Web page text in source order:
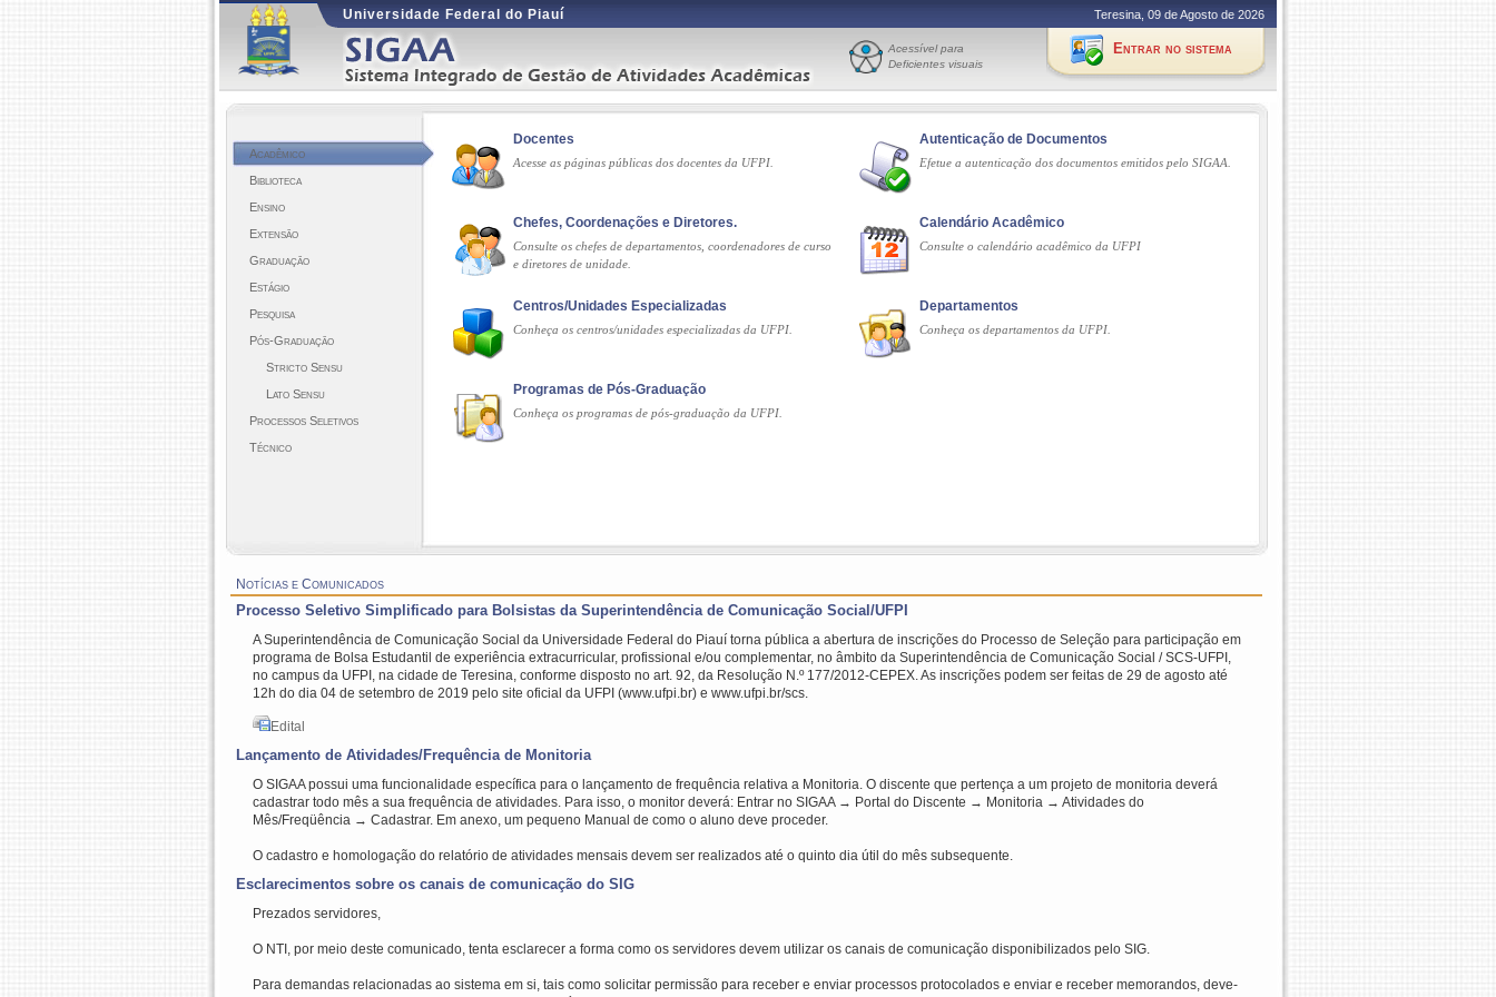
Universidade Federal do Piauí Teresina, 09 de Agosto de 2026
Acessível para
Deficientes visuais
Entrar no sistema
Acadêmico
Biblioteca
Ensino
Extensão
Graduação
Estágio
Pesquisa
Pós-Graduação
Stricto Sensu
Lato Sensu
Processos Seletivos
Técnico
Docentes
Acesse as páginas públicas dos docentes da UFPI.
Autenticação de Documentos
Efetue a autenticação dos documentos emitidos pelo SIGAA.
Chefes, Coordenações e Diretores.
Consulte os chefes de departamentos, coordenadores de curso
e diretores de unidade.
Calendário Acadêmico
Consulte o calendário acadêmico da UFPI
Centros/Unidades Especializadas
Conheça os centros/unidades especializadas da UFPI.
Departamentos
Conheça os departamentos da UFPI.
Programas de Pós-Graduação
Conheça os programas de pós-graduação da UFPI.
Notícias e Comunicados
Processo Seletivo Simplificado para Bolsistas da Superintendência de Comunicação Social/UFPI
A Superintendência de Comunicação Social da Universidade Federal do Piauí torna pública a abertura de inscrições do Processo de Seleção para participação em
programa de Bolsa Estudantil de experiência extracurricular, profissional e/ou complementar, no âmbito da Superintendência de Comunicação Social / SCS-UFPI,
no campus da UFPI, na cidade de Teresina, conforme disposto no art. 92, da Resolução N.º 177/2012-CEPEX. As inscrições podem ser feitas de 29 de agosto até
12h do dia 04 de setembro de 2019 pelo site oficial da UFPI (www.ufpi.br) e www.ufpi.br/scs.
Edital
Lançamento de Atividades/Frequência de Monitoria
O SIGAA possui uma funcionalidade específica para o lançamento de frequência relativa a Monitoria. O discente que pertença a um projeto de monitoria deverá
cadastrar todo mês a sua frequência de atividades. Para isso, o monitor deverá: Entrar no SIGAA → Portal do Discente → Monitoria → Atividades do
Mês/Freqüência → Cadastrar. Em anexo, um pequeno Manual de como o aluno deve proceder.
O cadastro e homologação do relatório de atividades mensais devem ser realizados até o quinto dia útil do mês subsequente.
Esclarecimentos sobre os canais de comunicação do SIG
Prezados servidores,
O NTI, por meio deste comunicado, tenta esclarecer a forma como os servidores devem utilizar os canais de comunicação disponibilizados pelo SIG.
Para demandas relacionadas ao sistema em si, tais como solicitar permissão para receber e enviar processos protocolados e enviar e receber memorandos, deve-